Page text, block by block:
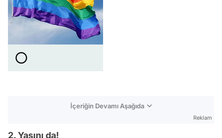
İçeriğin Devamı Aşağıda
Reklam
2. Yaşını da!